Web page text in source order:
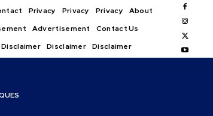
Privacy Privacy Privacy
About
Advertisement
Contact Us
Disclaimer Disclaimer Disclaimer